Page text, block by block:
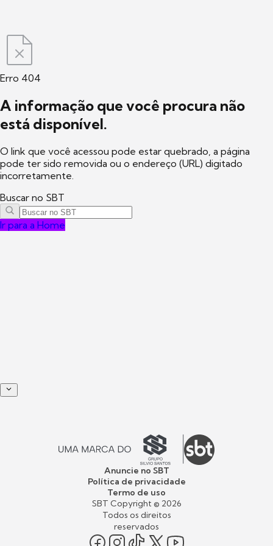
Erro 404
A informação que você procura não
está disponível.
O link que você acessou pode estar quebrado, a página
pode ter sido removida ou o endereço (URL) digitado
incorretamente.
Buscar no SBT
Ir para a Home
Anuncie no SBT
Política de privacidade
Termo de uso
SBT Copyright © 2026
Todos os direitos
reservados